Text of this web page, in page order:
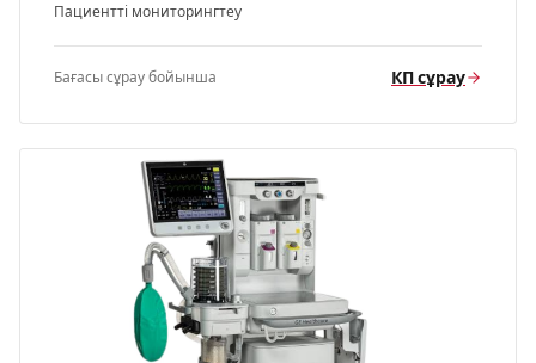
Пациентті мониторингтеу
Бағасы сұрау бойынша КП сұрау